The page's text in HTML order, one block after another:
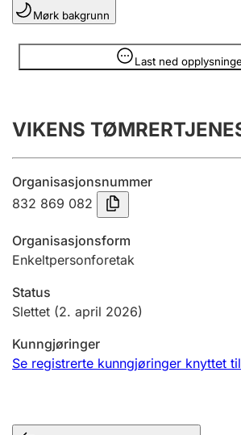
Lag og forening
Registrere, endre, slette
Innsending og forsinkelsesgebyr
Tinglysing
Jeger
Mørk bakgrunn
Last ned
Opplysninger er skjult
VIKENS
Organisasjonsnummer
832 869 082
Organisasjonsform
Enkeltpersonforetak
Status
Slettet (2. april 2026)
Kunngjøringer
Se registrerte kunngjøringer knyttet